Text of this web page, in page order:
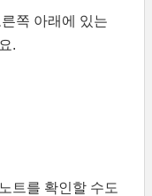
쪽 아래에 있는
.
트를 확인할 수도